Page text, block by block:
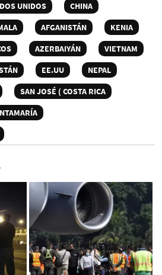
UNIDOS
CHINA
AFGANISTÁN
KENIA
AZERBAIYÁN
VIETNAM
EE.UU
NEPAL
SAN JOSÉ ( COSTA RICA